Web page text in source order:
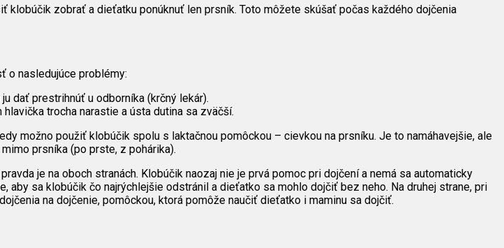
zobrať a dieťatku ponúknuť len prsník. Toto môžete skúšať počas každého dojčenia
o nasledujúce problémy:
dať prestrihnúť u odborníka (krčný lekár).
trocha narastie a ústa dutina sa zväčší.
možno použiť klobúčik spolu s laktačnou pomôckou – cievkou na prsníku. Je to namáhavejšie, ale
prsníka (po prste, z pohárika).
je na oboch stranách. Klobúčik naozaj nie je prvá pomoc pri dojčení a nemá sa automaticky
sa klobúčik čo najrýchlejšie odstránil a dieťatko sa mohlo dojčiť bez neho. Na druhej strane, pri
na dojčenie, pomôckou, ktorá pomôže naučiť dieťatko i maminu sa dojčiť.